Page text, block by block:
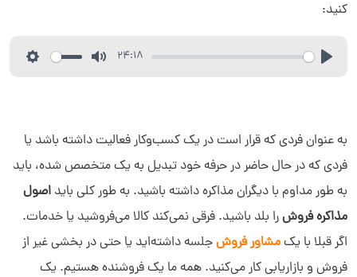
تمریناتی برای آموزش مذاکره فروش
کنید:
24:18
به عنوان فردی که قرار است در یک کسب‌وکار فعالیت داشته باشد یا
فردی که در حال حاضر در حرفه خود تبدیل به یک متخصص شده، باید
به طور مداوم با دیگران مذاکره داشته باشید. به طور کلی باید اصول
مذاکره فروشرا بلد باشید. فرقی نمی‌کند کالا می‌فروشید یا خدمات.
اگر قبلا با یکمشاور فروشجلسه‌ داشته‌اید یا حتی در بخشی غیر از
فروش و بازاریابی کار می‌کنید. همه ما یک فروشنده هستیم. یک